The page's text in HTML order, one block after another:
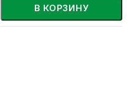
В КОРЗИНУ